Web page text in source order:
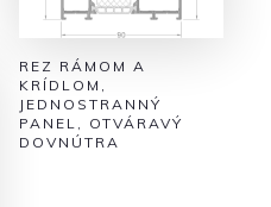
REZ RÁMOM A
KRÍDLOM,
JEDNOSTRANNÝ
PANEL, OTVÁRAVÝ
DOVNÚTRA